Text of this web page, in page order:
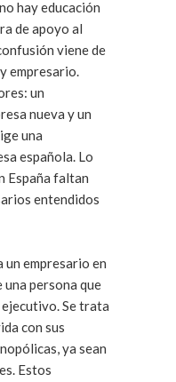
hay educación
de apoyo al
empresario.
un
nueva y un
una
española. Lo
España faltan
entendidos
un empresario en
una persona que
Se trata
con sus
ya sean